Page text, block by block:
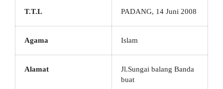
T.T.L PADANG, 14 Juni 2008
Agama Islam
Alamat
Jl.Sungai balang Banda
buat